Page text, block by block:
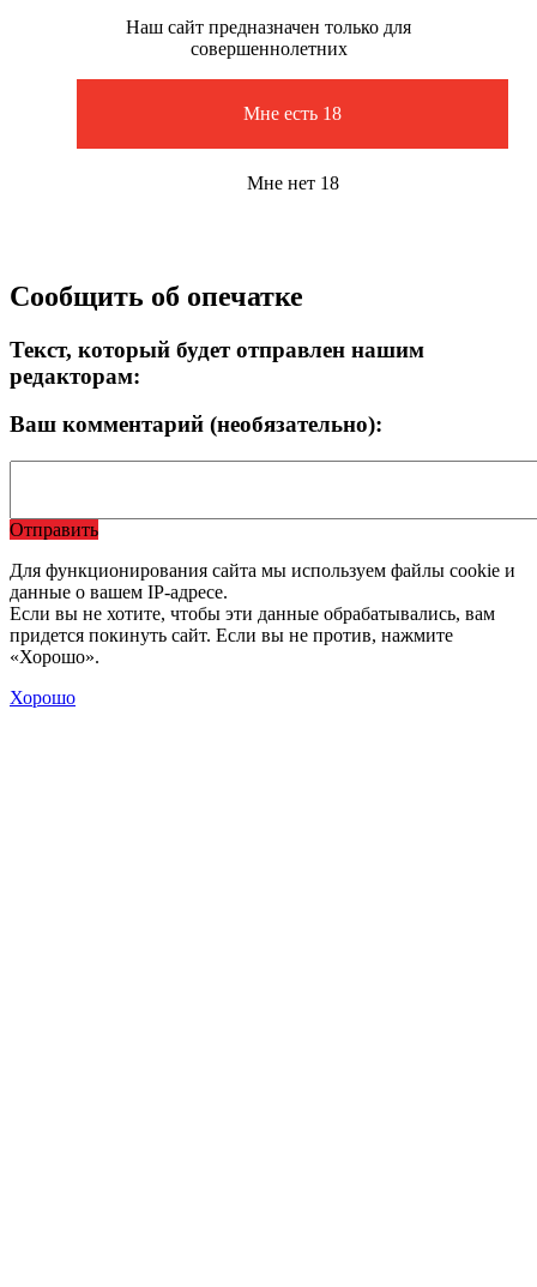
Наш сайт предназначен только для
совершеннолетних
Мне есть 18
Мне нет 18
Сообщить об опечатке
Текст, который будет отправлен нашим
редакторам:
Ваш комментарий (необязательно):
Отправить
Для функционирования сайта мы используем файлы cookie и
данные о вашем IP-адресе.
Если вы не хотите, чтобы эти данные обрабатывались, вам
придется покинуть сайт. Если вы не против, нажмите
«Хорошо».
Хорошо